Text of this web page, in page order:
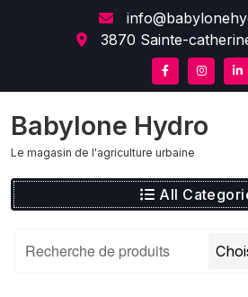
3870 Sainte-
Babylone Hydro
Le magasin de l'agriculture urbaine
All